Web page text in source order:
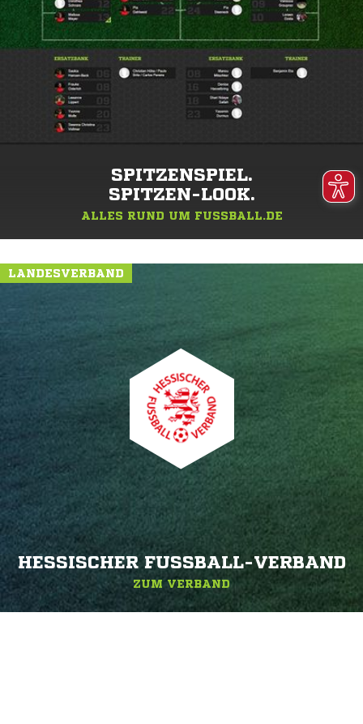
SPITZENSPIEL.
SPITZEN-LOOK.
ALLES RUND UM FUSSBALL.DE
LANDESVERBAND
HESSISCHER FUSSBALL-VERBAND
ZUM VERBAND